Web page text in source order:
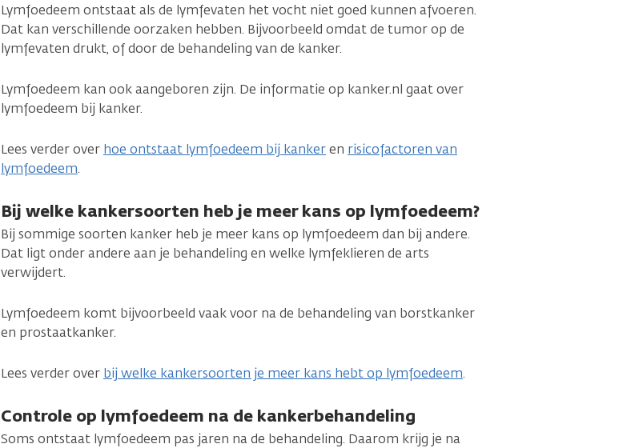
Lymfoedeem ontstaat als de lymfevaten het vocht niet goed kunnen afvoeren.
Dat kan verschillende oorzaken hebben. Bijvoorbeeld omdat de tumor op de
lymfevaten drukt, of door de behandeling van de kanker.
Lymfoedeem kan ook aangeboren zijn. De informatie op kanker.nl gaat over
lymfoedeem bij kanker.
Lees verder over hoe ontstaat lymfoedeem bij kankeren risicofactoren van
lymfoedeem.
Bij welke kankersoorten heb je meer kans op lymfoedeem?
Bij sommige soorten kanker heb je meer kans op lymfoedeem dan bij andere.
Dat ligt onder andere aan je behandeling en welke lymfeklieren de arts
verwijdert.
Lymfoedeem komt bijvoorbeeld vaak voor na de behandeling van borstkanker
en prostaatkanker.
Lees verder over bij welke kankersoorten je meer kans hebt op lymfoedeem.
Controle op lymfoedeem na de kankerbehandeling
Soms ontstaat lymfoedeem pas jaren na de behandeling. Daarom krijg je na